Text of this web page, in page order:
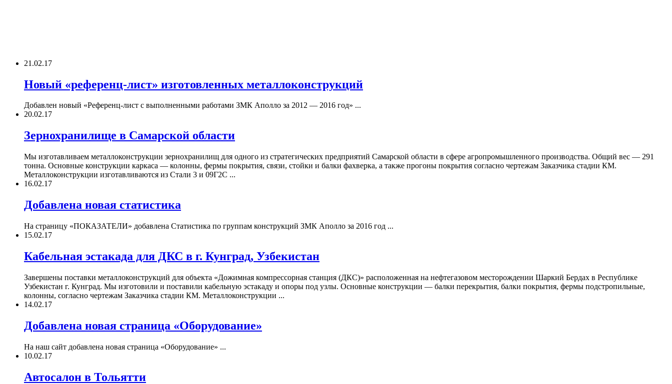
21.02.17
Новый «референц-лист» изготовленных металлоконструкций
Добавлен новый «Референц-лист с выполненными работами ЗМК Аполло за 2012 — 2016 год» ...
20.02.17
Зернохранилище в Самарской области
Мы изготавливаем металлоконструкции зернохранилищ для одного из стратегических предприятий Самарской области в сфере агропромышленного производства. Общий вес — 291
тонна. Основные конструкции каркаса — колонны, фермы покрытия, связи, стойки и балки фахверка, а также прогоны покрытия согласно чертежам Заказчика стадии КМ.
Металлоконструкции изготавливаются из Стали 3 и 09Г2С ...
16.02.17
Добавлена новая статистика
На страницу «ПОКАЗАТЕЛИ» добавлена Статистика по группам конструкций ЗМК Аполло за 2016 год ...
15.02.17
Кабельная эстакада для ДКС в г. Кунград, Узбекистан
Завершены поставки металлоконструкций для объекта «Дожимная компрессорная станция (ДКС)» расположенная на нефтегазовом месторождении Шаркий Бердах в Республике
Узбекистан г. Кунград. Мы изготовили и поставили кабельную эстакаду и опоры под узлы. Основные конструкции — балки перекрытия, балки покрытия, фермы подстропильные,
колонны, согласно чертежам Заказчика стадии КМ. Металлоконструкции ...
14.02.17
Добавлена новая страница «Оборудование»
На наш сайт добавлена новая страница «Оборудование» ...
10.02.17
Автосалон в Тольятти